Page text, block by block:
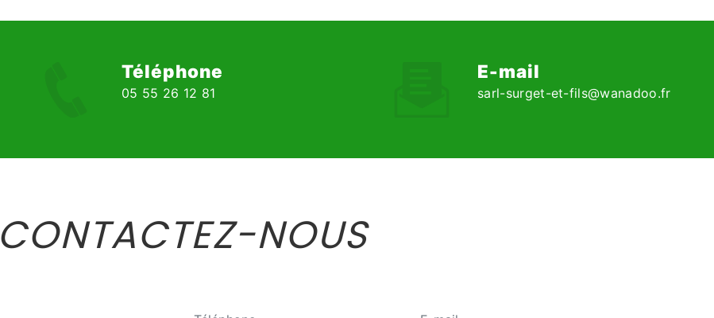
Téléphone
05 55 26 12 81
E-mail
sarl-surget-et-fils@wanadoo.fr
CONTACTEZ-NOUS